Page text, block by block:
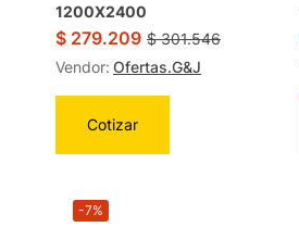
1200X2400
$ 279.209 $301.546
Vendor: Ofertas.G&J
Cotizar
-7%